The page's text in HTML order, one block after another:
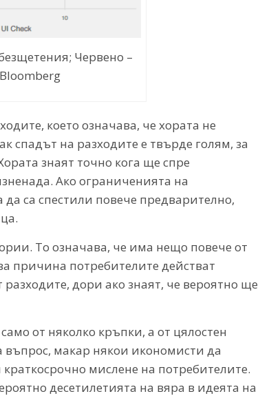
Червено –
което означава, че хората не
спадът на разходите е твърде голям, за
знаят точно кога ще спре
Ако ограниченията на
са спестили повече предварително,
То означава, че има нещо повече от
причина потребителите действат
дори ако знаят, че вероятно ще
от няколко кръпки, а от цялостен
въпрос, макар някои икономисти да
мислене на потребителите.
десетилетията на вяра в идеята на